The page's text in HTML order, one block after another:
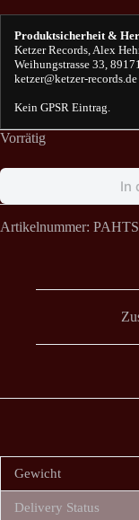
Produktsicherheit &
Ketzer Records, Alex
Weihungstrasse 33,
ketzer@ketzer-records.de
Kein GPSR Eintrag.
Vorrätig
In
Artikelnummer:
Gewicht
Delivery Status